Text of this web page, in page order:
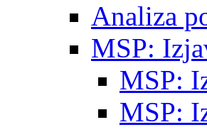
Analiza
MSP:
MSP:
MSP: